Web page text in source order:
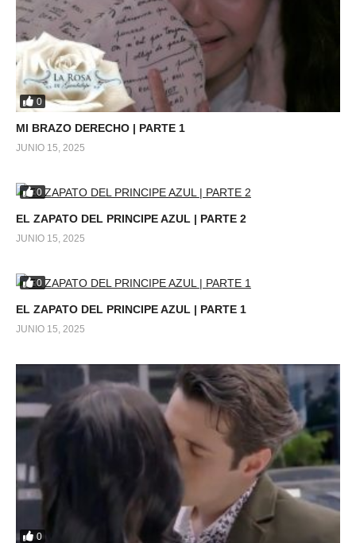
0
MI BRAZO DERECHO | PARTE 1
JUNIO 15, 2025
0
EL ZAPATO DEL PRINCIPE AZUL | PARTE 2
JUNIO 15, 2025
0
EL ZAPATO DEL PRINCIPE AZUL | PARTE 1
JUNIO 15, 2025
0